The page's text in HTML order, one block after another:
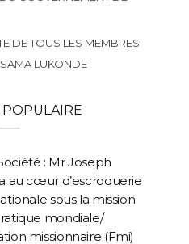
DE TOUS LES MEMBRES
LUKONDE
POPULAIRE
: Mr Joseph
au cœur d’escroquerie
sous la mission
mondiale/
missionnaire (Fmi)